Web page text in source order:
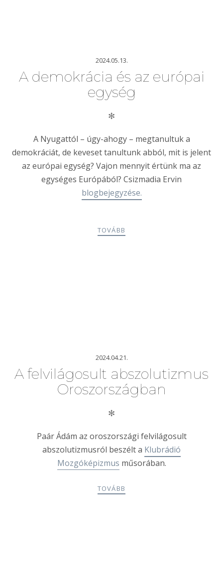
2024.05.13.
A demokrácia és az európai
egység
✻
A Nyugattól – úgy-ahogy – megtanultuk a
demokráciát, de keveset tanultunk abból, mit is jelent
az európai egység? Vajon mennyit értünk ma az
egységes Európából? Csizmadia Ervin
blogbejegyzése.
TOVÁBB
2024.04.21.
A felvilágosult abszolutizmus
Oroszországban
✻
Paár Ádám az oroszországi felvilágosult
abszolutizmusról beszélt a Klubrádió
Mozgóképizmus műsorában.
TOVÁBB